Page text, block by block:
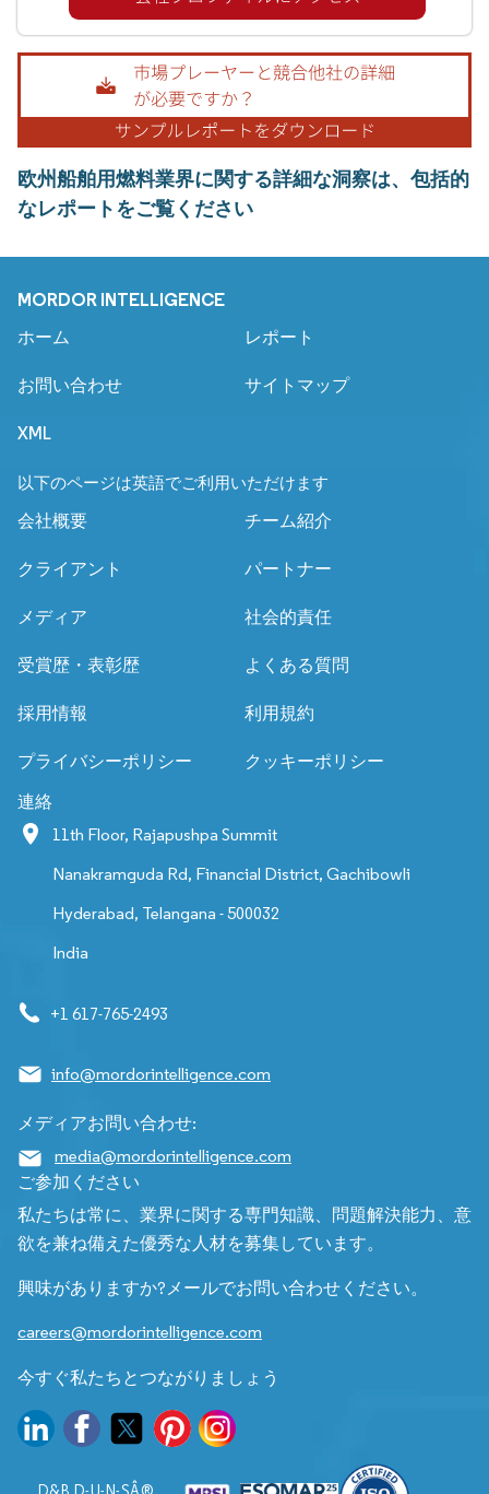
欧州船舶用燃料業界に関する詳細な洞察は、包括的
なレポートをご覧ください
MORDOR INTELLIGENCE
ホーム レポート
お問い合わせ サイトマップ
XML
以下のページは英語でご利用いただけます
会社概要 チーム紹介
クライアント パートナー
メディア 社会的責任
受賞歴・表彰歴 よくある質問
採用情報 利用規約
プライバシーポリシー クッキーポリシー
連絡
11th Floor, Rajapushpa Summit
Nanakramguda Rd, Financial District, Gachibowli
Hyderabad, Telangana - 500032
India
+1 617-765-2493
info@mordorintelligence.com
メディアお問い合わせ:
media@mordorintelligence.com
ご参加ください
私たちは常に、業界に関する専門知識、問題解決能力、意
欲を兼ね備えた優秀な人材を募集しています。
興味がありますか?メールでお問い合わせください。
careers@mordorintelligence.com
今すぐ私たちとつながりましょう